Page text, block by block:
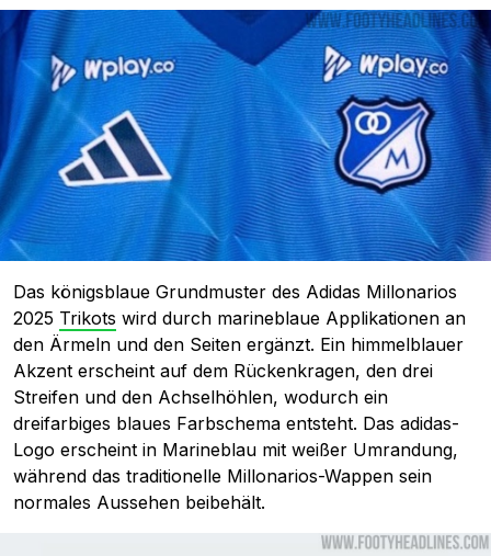
Das königsblaue Grundmuster des Adidas Millonarios
2025 Trikots wird durch marineblaue Applikationen an
den Ärmeln und den Seiten ergänzt. Ein himmelblauer
Akzent erscheint auf dem Rückenkragen, den drei
Streifen und den Achselhöhlen, wodurch ein
dreifarbiges blaues Farbschema entsteht. Das adidas-
Logo erscheint in Marineblau mit weißer Umrandung,
während das traditionelle Millonarios-Wappen sein
normales Aussehen beibehält.